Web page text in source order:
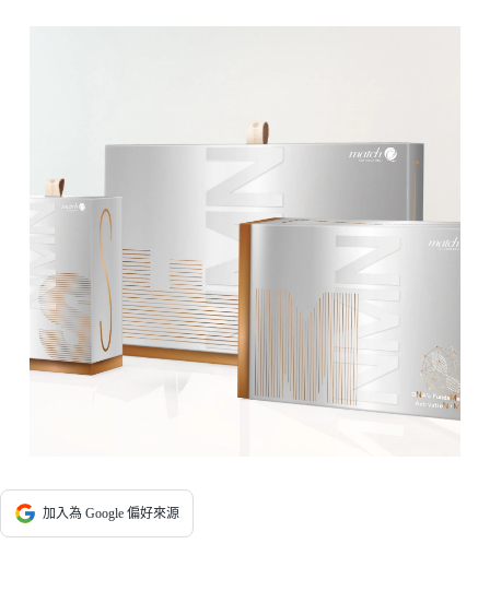
加入為 Google 偏好來源